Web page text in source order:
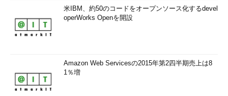
米IBM、約50のコードをオープンソース化するdevel
operWorks Openを開設
Amazon Web Servicesの2015年第2四半期売上は8
1％増